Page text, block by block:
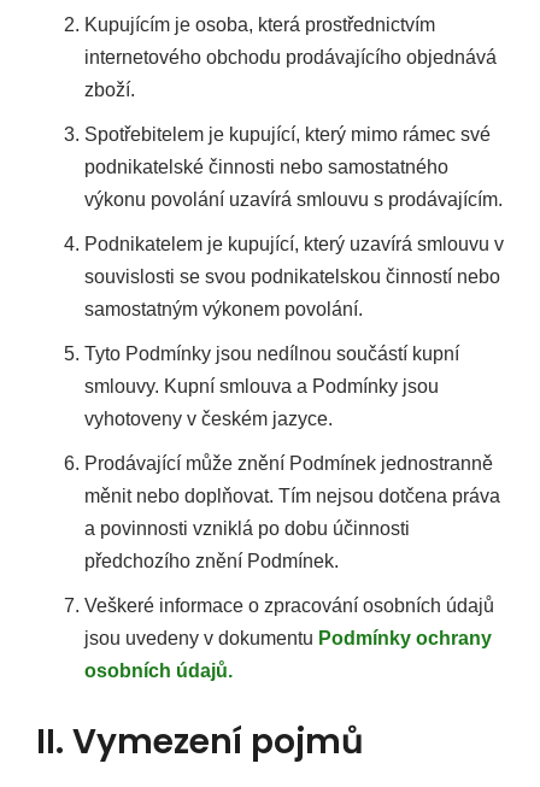
Kupujícím je osoba, která prostřednictvím
internetového obchodu prodávajícího objednává
zboží.
Spotřebitelem je kupující, který mimo rámec své
podnikatelské činnosti nebo samostatného
výkonu povolání uzavírá smlouvu s prodávajícím.
Podnikatelem je kupující, který uzavírá smlouvu v
souvislosti se svou podnikatelskou činností nebo
samostatným výkonem povolání.
Tyto Podmínky jsou nedílnou součástí kupní
smlouvy. Kupní smlouva a Podmínky jsou
vyhotoveny v českém jazyce.
Prodávající může znění Podmínek jednostranně
měnit nebo doplňovat. Tím nejsou dotčena práva
a povinnosti vzniklá po dobu účinnosti
předchozího znění Podmínek.
Veškeré informace o zpracování osobních údajů
jsou uvedeny v dokumentu Podmínky ochrany
osobních údajů.
II. Vymezení pojmů